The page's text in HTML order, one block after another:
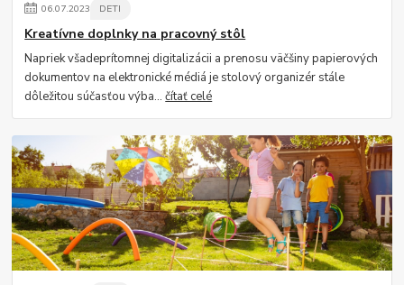
06.07.2023 DETI
Kreatívne doplnky na pracovný stôl
Napriek všadeprítomnej digitalizácii a prenosu väčšiny papierových
dokumentov na elektronické médiá je stolový organizér stále
dôležitou súčasťou výba...čítať celé